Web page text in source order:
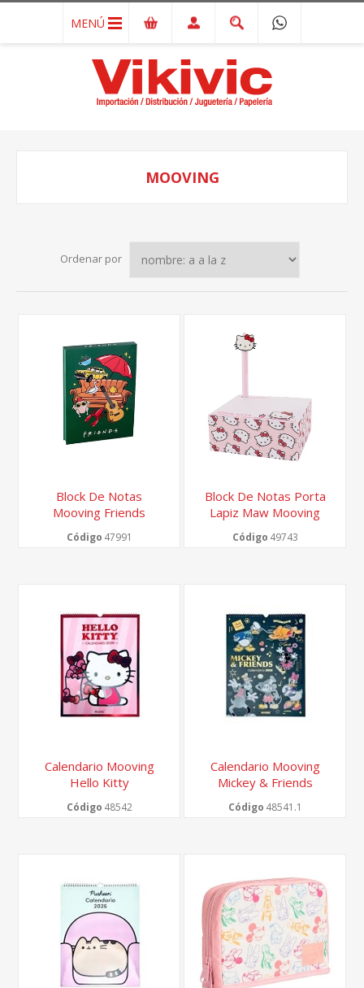
MENÚ
MOOVING
Ordenar por
Block De Notas
Mooving Friends
Código 47991
Block De Notas Porta
Lapiz Maw Mooving
Hello Kitty
Código 49743
Calendario Mooving
Hello Kitty
Código 48542
Calendario Mooving
Mickey & Friends
Código 48541.1